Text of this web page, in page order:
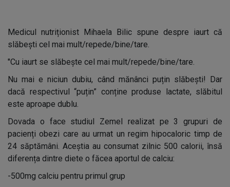
Medicul nutriționist Mihaela Bilic spune despre iaurt că
slăbești cel mai mult/repede/bine/tare.
"Cu iaurt se slăbește cel mai mult/repede/bine/tare.
Nu mai e niciun dubiu, când mănânci puțin slăbești! Dar
dacă respectivul “puțin” conține produse lactate, slăbitul
este aproape dublu.
Dovada o face studiul Zemel realizat pe 3 grupuri de
pacienți obezi care au urmat un regim hipocaloric timp de
24 săptămâni. Aceștia au consumat zilnic 500 calorii, însă
diferența dintre diete o făcea aportul de calciu:
-500mg calciu pentru primul grup